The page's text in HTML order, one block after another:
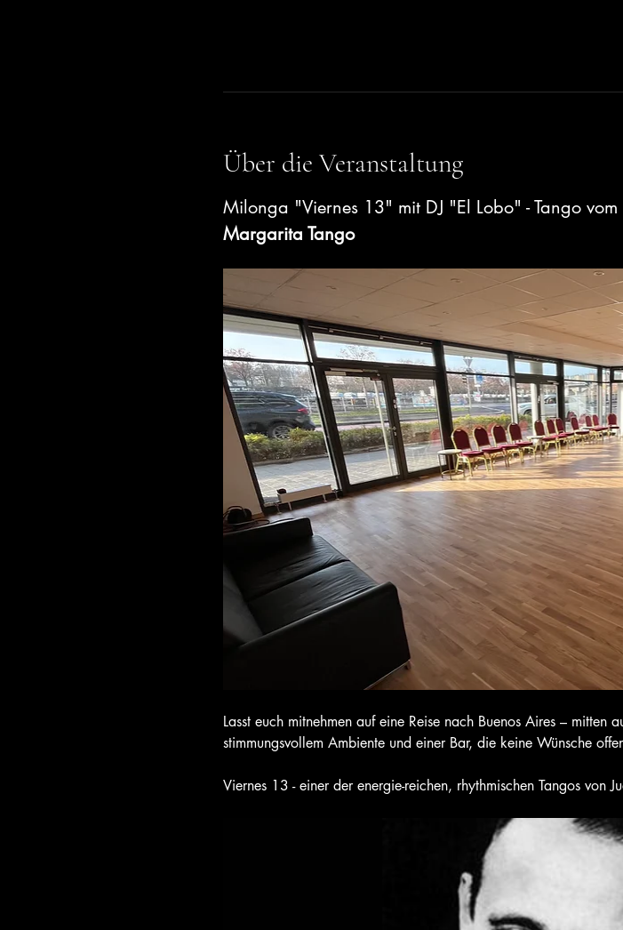
Über die Veranstaltung
Milonga "Viernes 13" mit DJ "El Lobo" - Tango
Margarita Tango
Lasst euch mitnehmen auf eine Reise nach Buenos Aires – mitten
stimmungsvollem Ambiente und einer Bar, die keine Wünsche
Viernes 13 - einer der energie-reichen, rhythmischen Tangos